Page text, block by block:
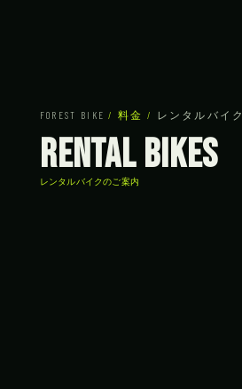
FOREST BIKE / 料金 / レンタルバイク
Rental Bikes
レンタルバイクのご案内